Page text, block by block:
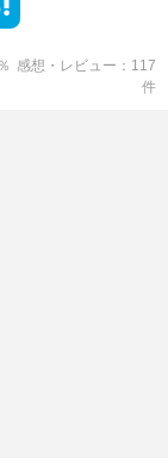
％ 感想・レビュー
117
件